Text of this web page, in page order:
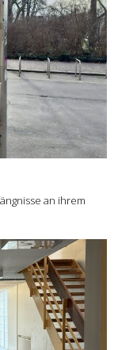
an ihrem